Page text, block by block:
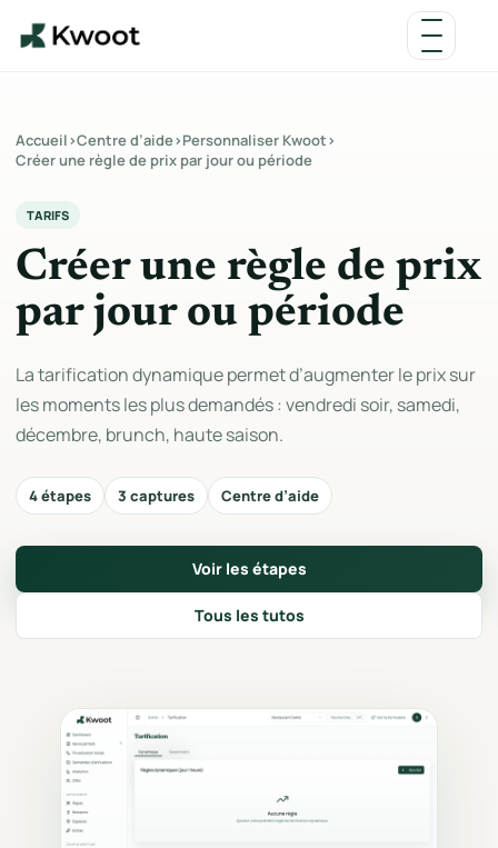
Accueil›Centre d’aide›Personnaliser Kwoot›
Créer une règle de prix par jour ou période
TARIFS
Créer une règle de prix
par jour ou période
La tarification dynamique permet d’augmenter le prix sur
les moments les plus demandés : vendredi soir, samedi,
décembre, brunch, haute saison.
4 étapes 3 captures Centre d’aide
Voir les étapes
Tous les tutos